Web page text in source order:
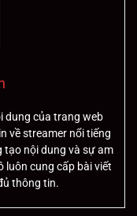
dung của trang web
về streamer nổi tiếng
tạo nội dung và sự am
luôn cung cấp bài viết
thông tin.